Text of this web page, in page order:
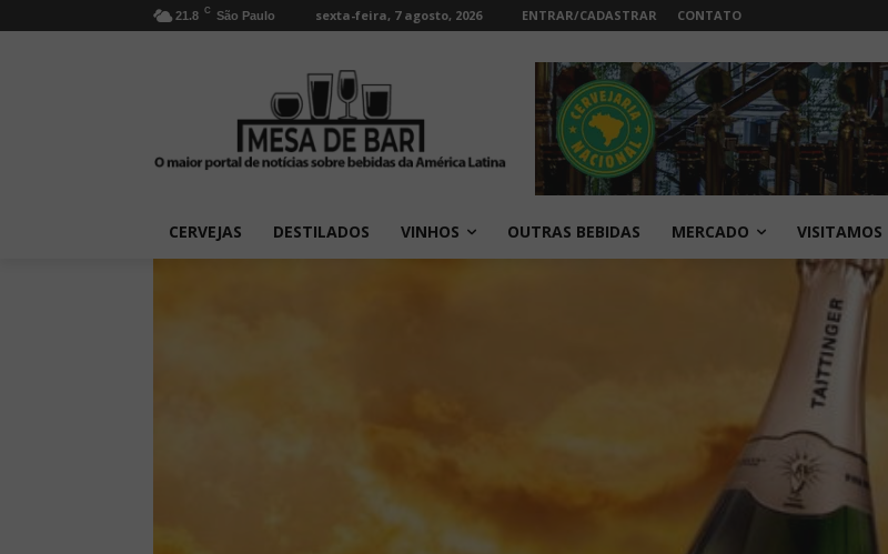
21.8 C São Paulo sexta-feira, 7 agosto, 2026 ENTRAR/CADASTRAR CONTATO
CERVEJAS DESTILADOS VINHOS OUTRAS BEBIDAS MERCADO VISITAMOS